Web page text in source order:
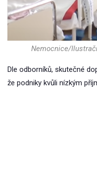
Nemocnice/
Dle odborníků, skutečné
že podniky kvůli nízkým